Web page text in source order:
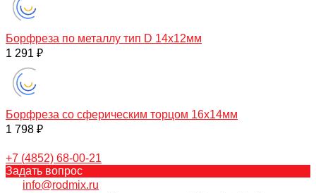
Борфреза по металлу тип D 14х12мм
1 291 ₽
Борфреза со сферическим торцом 16х14мм
1 798 ₽
+7 (4852) 68-00-21
Задать вопрос
info@rodmix.ru